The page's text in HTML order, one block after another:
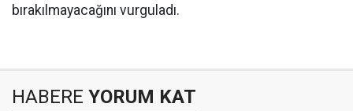
bırakılmayacağını vurguladı.
HABERE YORUM KAT